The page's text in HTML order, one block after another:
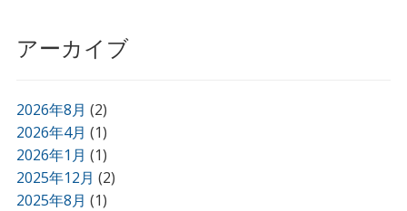
アーカイブ
2026年8月 (2)
2026年4月 (1)
2026年1月 (1)
2025年12月 (2)
2025年8月 (1)